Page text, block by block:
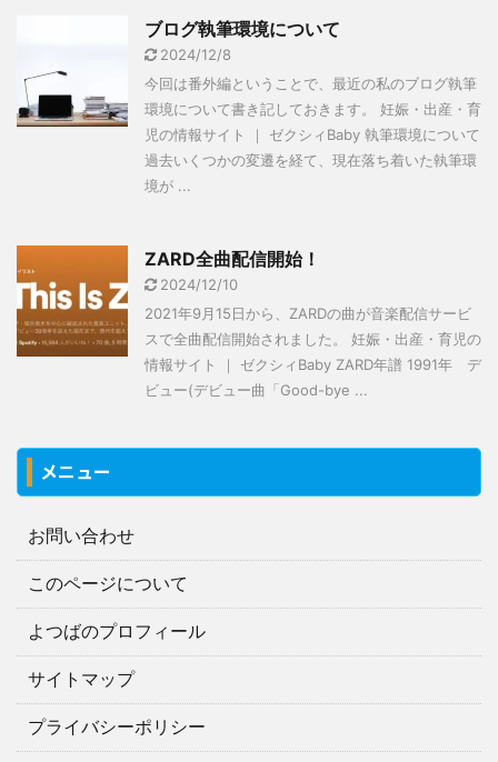
ブログ執筆環境について
2024/12/8
今回は番外編ということで、最近の私のブログ執筆
環境について書き記しておきます。 妊娠・出産・育
児の情報サイト ｜ ゼクシィBaby 執筆環境について
過去いくつかの変遷を経て、現在落ち着いた執筆環
境が ...
ZARD全曲配信開始！
2024/12/10
2021年9月15日から、ZARDの曲が音楽配信サービ
スで全曲配信開始されました。 妊娠・出産・育児の
情報サイト ｜ ゼクシィBaby ZARD年譜 1991年 デ
ビュー(デビュー曲「Good-bye ...
メニュー
お問い合わせ
このページについて
よつばのプロフィール
サイトマップ
プライバシーポリシー